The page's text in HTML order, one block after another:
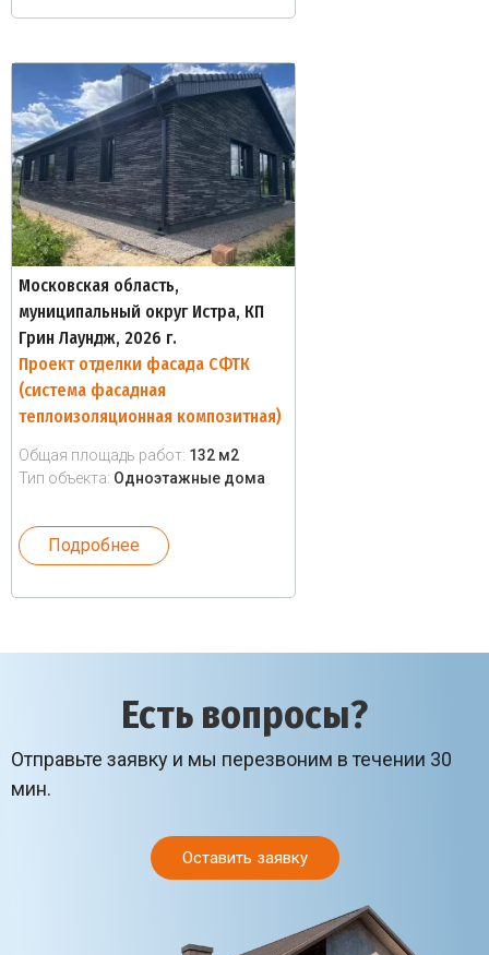
Московская область,
муниципальный округ Истра, КП
Грин Лаундж, 2026 г.
Проект отделки фасада СФТК
(система фасадная
теплоизоляционная композитная)
Общая площадь работ: 132 м2
Тип объекта: Одноэтажные дома
Подробнее
Есть вопросы?
Отправьте заявку и мы перезвоним в течении 30
мин.
Оставить заявку